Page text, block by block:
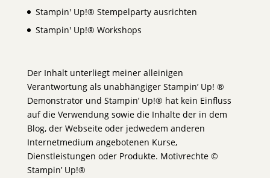
Stampin' Up!® Stempelparty ausrichten
Stampin' Up!® Workshops
Der Inhalt unterliegt meiner alleinigen
Verantwortung als unabhängiger Stampin’ Up! ®
Demonstrator und Stampin’ Up!® hat kein Einfluss
auf die Verwendung sowie die Inhalte der in dem
Blog, der Webseite oder jedwedem anderen
Internetmedium angebotenen Kurse,
Dienstleistungen oder Produkte. Motivrechte ©
Stampin’ Up!®